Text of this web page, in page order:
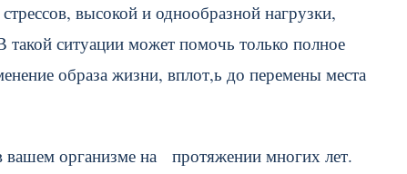
высокой и однообразной нагрузки,
ситуации может помочь только полное
образа жизни, вплот,ь до перемены места
вашем организме на протяжении многих лет.